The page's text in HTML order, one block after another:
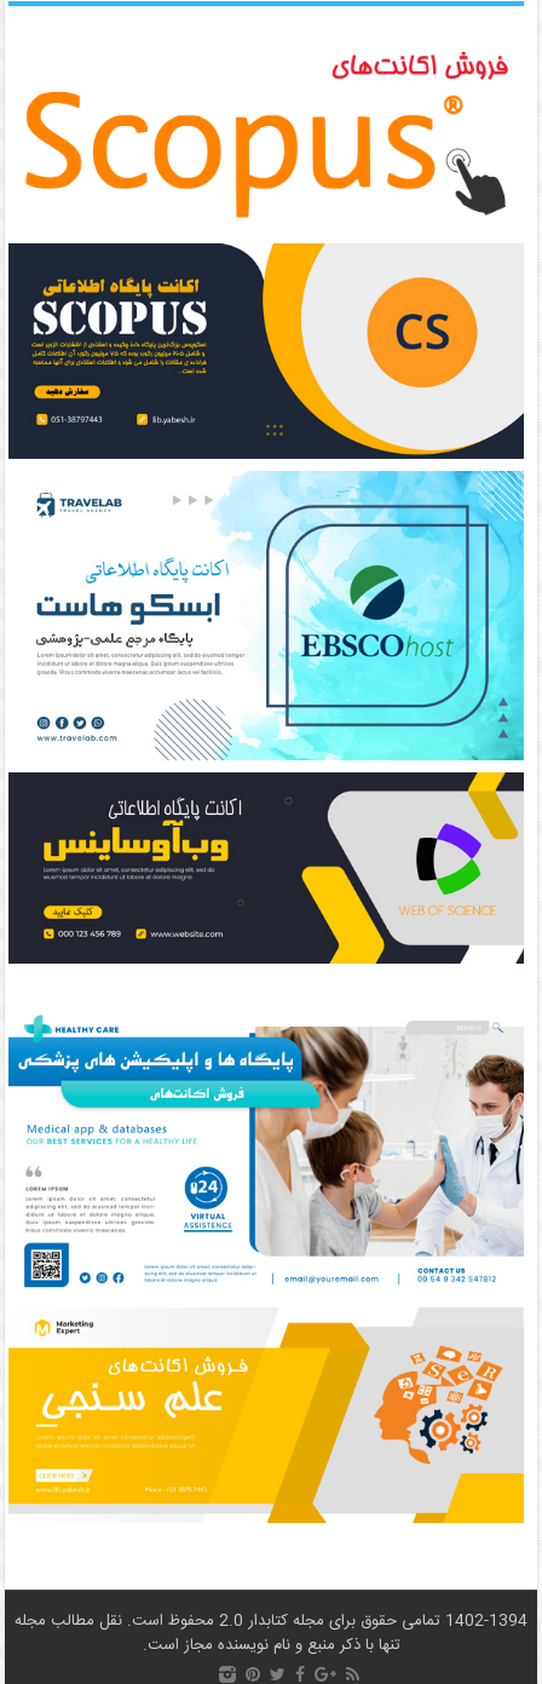
1402-1394 تمامی حقوق برای مجله کتابدار 2.0 محفوظ است. نقل مطالب مجله
تنها با ذکر منبع و نام نويسنده مجاز است.